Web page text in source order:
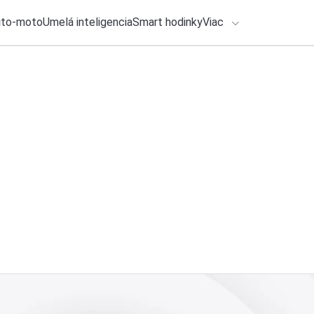
motoUmelá inteligenciaSmart hodinkyViac